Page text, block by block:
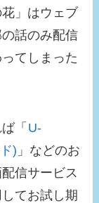
」はウェブ
話のみ配信
てしまった
「 U-
) 」などのお
信サービス
てお試し期